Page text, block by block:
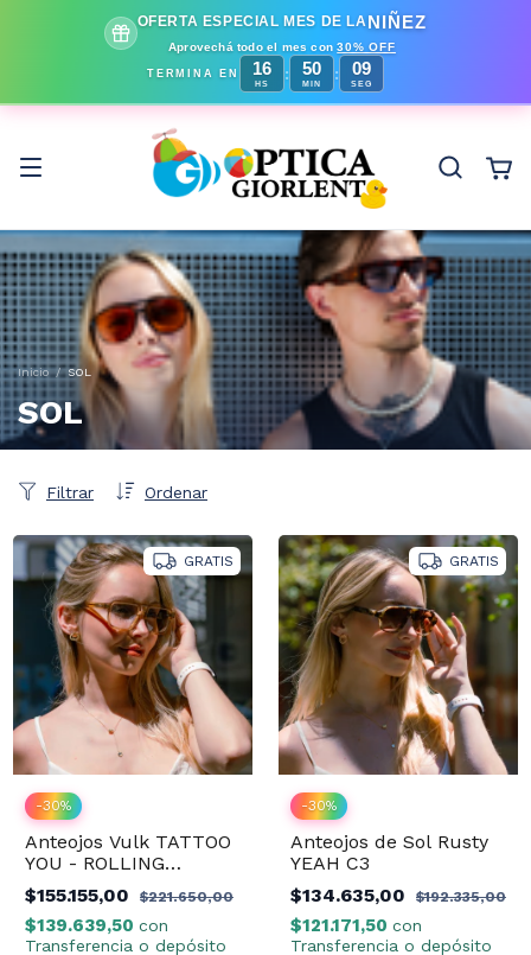
OFERTA ESPECIAL MES DE LANIÑEZ
Aprovechá todo el mes con30% OFF
TERMINA EN 16
HS
: 50
MIN
: 06
SEG
Inicio / SOL
SOL
Ordenar
Filtrar
GRATIS
-30%
Anteojos Vulk TATTOO
YOU - ROLLING
STONES
$155.155,00 $221.650,00
$139.639,50 con
Transferencia o depósito
GRATIS
-30%
Anteojos de Sol Rusty
YEAH C3
$134.635,00
$192.335,00
$121.171,50 con
Transferencia o depósito